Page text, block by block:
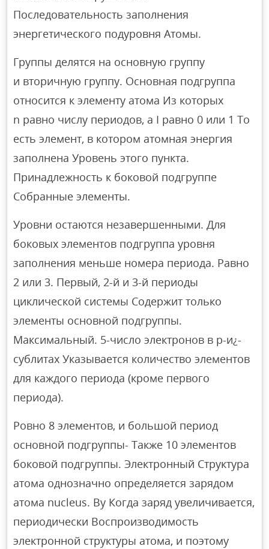
Последовательность заполнения
энергетического подуровня Атомы.
Группы делятся на основную группу
и вторичную группу. Основная подгруппа
относится к элементу атома Из которых
n равно числу периодов, а I равно 0 или 1 То
есть элемент, в котором атомная энергия
заполнена Уровень этого пункта.
Принадлежность к боковой подгруппе
Собранные элементы.
Уровни остаются незавершенными. Для
боковых элементов подгруппа уровня
заполнения меньше номера периода. Равно
2 или 3. Первый, 2-й и 3-й периоды
циклической системы Содержит только
элементы основной подгруппы.
Максимальный. 5-число электронов в р-и¿-
сублитах Указывается количество элементов
для каждого периода (кроме первого
периода).
Ровно 8 элементов, и большой период
основной подгруппы- Также 10 элементов
боковой подгруппы. Электронный Структура
атома однозначно определяется зарядом
атома nucleus. By Когда заряд увеличивается,
периодически Воспроизводимость
электронной структуры атома, и поэтому